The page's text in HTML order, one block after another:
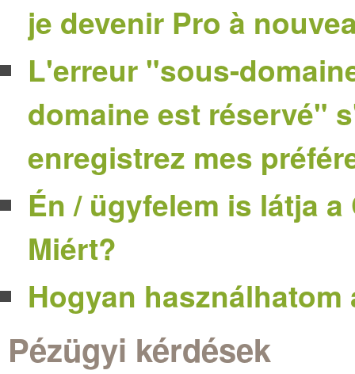
je devenir Pro à
L'erreur "sous-
domaine est réservé"
enregistrez mes
Én / ügyfelem is látja
Miért?
Hogyan
Pézügyi kérdések